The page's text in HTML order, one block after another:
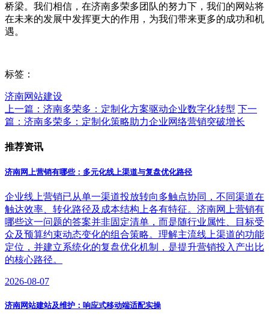
桥梁。我们相信，在济南多荣多团队的努力下，我们的网站将
在未来的发展中发挥更大的作用，为我们带来更多的成功和机
遇。
标签：
济南网站建设
上一篇：济南多荣多：定制化方案驱动企业数字化转型 下一
篇：济南多荣多：定制化策略助力企业网络营销突破增长
推荐资讯
济南网上营销有哪些：多元化线上渠道与复盘优化路径
企业线上营销已从单一渠道投放转向多触点协同，不同渠道在
触达效率、转化路径及成本结构上各有特征。济南网上营销有
哪些这一问题的答案并非固定清单，而是随行业属性、目标受
众及预算约束动态变化的组合策略。理解主流线上渠道的功能
定位，并建立系统化的复盘优化机制，是提升营销投入产出比
的核心路径。
2026-08-07
济南网站建站及维护：响应式移动端适配实操